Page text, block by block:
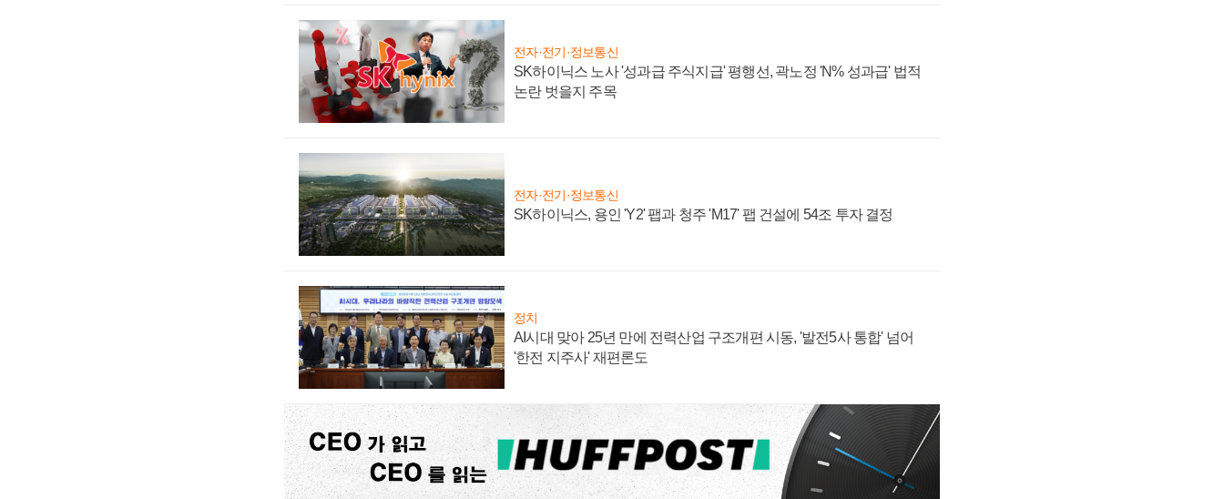
전자·전기·정보통신
SK하이닉스 노사 '성과급 주식지급' 평행선, 곽노정 'N% 성과급' 법적
논란 벗을지 주목
전자·전기·정보통신
SK하이닉스, 용인 'Y2' 팹과 청주 'M17' 팹 건설에 54조 투자 결정
정치
AI시대 맞아 25년 만에 전력산업 구조개편 시동, '발전5사 통합' 넘어
'한전 지주사' 재편론도